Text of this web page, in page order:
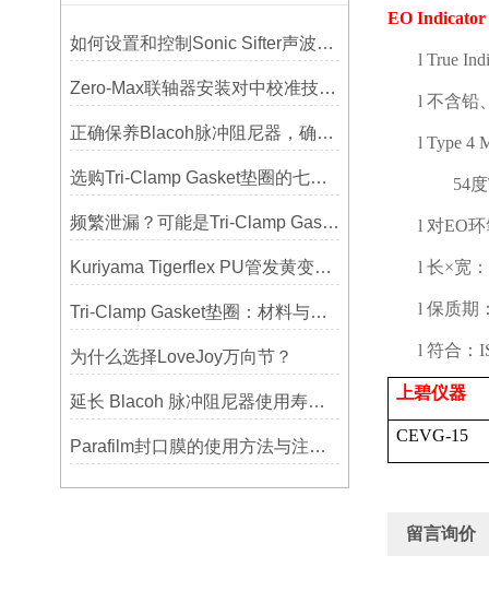
如何设置和控制Sonic Sifter声波振动筛的振动频率和振幅？
Zero-Max联轴器安装对中校准技巧与常见误差分析
正确保养Blacoh脉冲阻尼器，确保长期稳定运行
选购Tri-Clamp Gasket垫圈的七大要点
频繁泄漏？可能是Tri-Clamp Gasket垫圈安装的这5个误区导致的
Kuriyama Tigerflex PU管发黄变硬怎么办？
Tri-Clamp Gasket垫圈：材料与应用的全面指南
为什么选择LoveJoy万向节？
延长 Blacoh 脉冲阻尼器使用寿命的维护技巧大公开
Parafilm封口膜的使用方法与注意事项
EO
l True
l 不含铅
l Type 4
54度
l 对EO环
l 长×宽：
l 保质期
l 符合：
上碧仪器
CEVG-15
留言询价